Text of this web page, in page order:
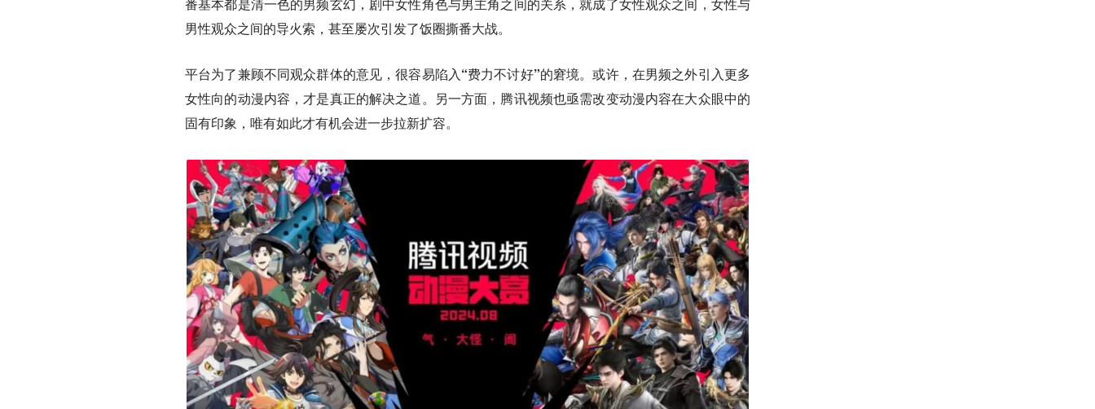
男性观众之间的导火索，甚至屡次引发了饭圈撕番大战。
平台为了兼顾不同观众群体的意见，很容易陷入“费力不讨好”的窘境。或许，在男频之外引入更多
女性向的动漫内容，才是真正的解决之道。另一方面，腾讯视频也亟需改变动漫内容在大众眼中的
固有印象，唯有如此才有机会进一步拉新扩容。